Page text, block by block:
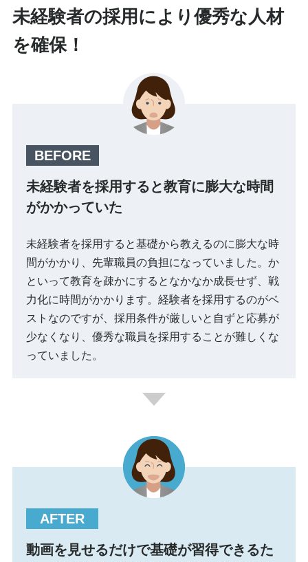
未経験者の採用により優秀な人材
を確保！
未経験者を採用すると教育に膨大な時間
がかかっていた
未経験者を採用すると基礎から教えるのに膨大な時
間がかかり、先輩職員の負担になっていました。か
といって教育を疎かにするとなかなか成長せず、戦
力化に時間がかかります。経験者を採用するのがベ
ストなのですが、採用条件が厳しいと自ずと応募が
少なくなり、優秀な職員を採用することが難しくな
っていました。
動画を見せるだけで基礎が習得できるた